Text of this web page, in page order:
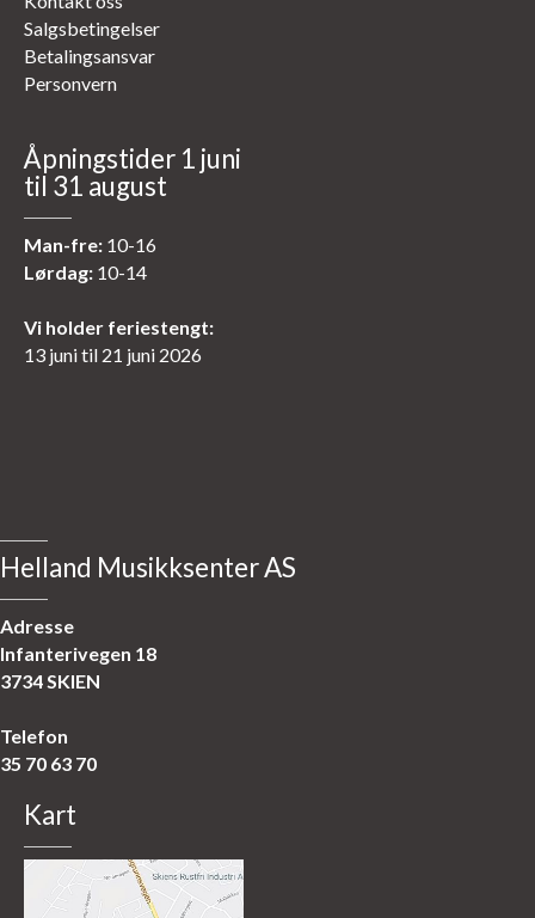
Salgsbetingelser
Betalingsansvar
Personvern
Åpningstider 1 juni
til 31 august
Man-fre: 10-16
Lørdag: 10-14
Vi holder feriestengt:
13 juni til 21 juni 2026
Helland Musikksenter AS
Adresse
Infanterivegen 18
3734 SKIEN
Telefon
35 70 63 70
Kart